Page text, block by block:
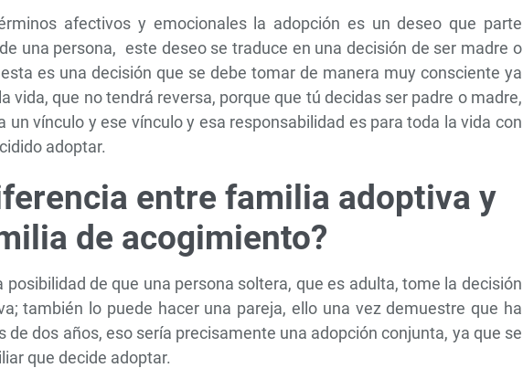
afectivos y emocionales la adopción es un deseo que parte
una persona, este deseo se traduce en una decisión de ser madre o
es una decisión que se debe tomar de manera muy consciente ya
vida, que no tendrá reversa, porque que tú decidas ser padre o madre,
un vínculo y ese vínculo y esa responsabilidad es para toda la vida con
adoptar.
entre familia adoptiva y
de acogimiento?
de que una persona soltera, que es adulta, tome la decisión
también lo puede hacer una pareja, ello una vez demuestre que ha
de dos años, eso sería precisamente una adopción conjunta, ya que se
que decide adoptar.